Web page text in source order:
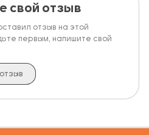
свой отзыв
отзыв на этой
первым, напишите свой